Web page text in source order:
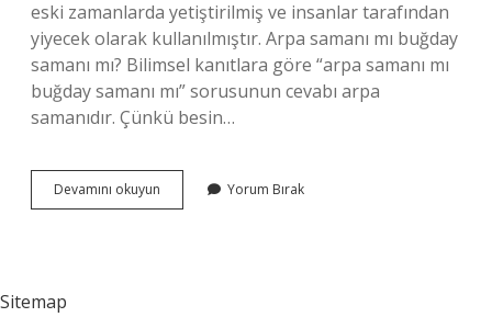
eski zamanlarda yetiştirilmiş ve insanlar tarafından
yiyecek olarak kullanılmıştır. Arpa samanı mı buğday
samanı mı? Bilimsel kanıtlara göre “arpa samanı mı
buğday samanı mı” sorusunun cevabı arpa
samanıdır. Çünkü besin…
Devamını okuyun
Ile
Yorum Bırak
Sitemap